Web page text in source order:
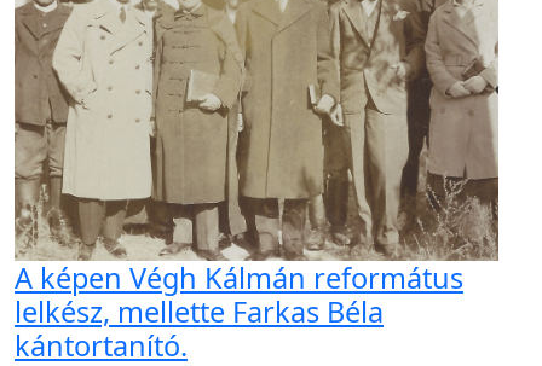
A képen Végh Kálmán református
lelkész, mellette Farkas Béla
kántortanító.